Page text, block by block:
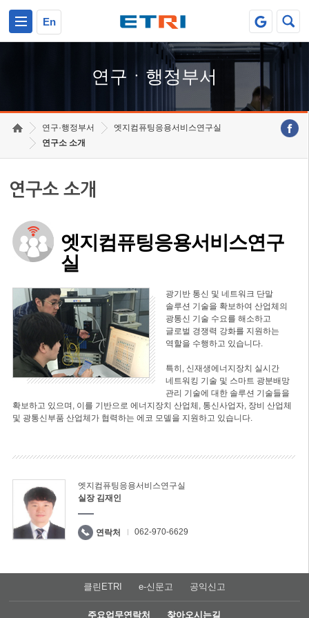
En
연구ㆍ행정부서
연구·행정부서
엣지컴퓨팅응용서비스연구실
연구소 소개
연구소 소개
엣지컴퓨팅응용서비스연구
실
광기반 통신 및 네트워크 단말
솔루션 기술을 확보하여 산업체의
광통신 기술 수요를 해소하고
글로벌 경쟁력 강화를 지원하는
역할을 수행하고 있습니다.
특히, 신재생에너지장치 실시간
네트워킹 기술 및 스마트 광분배망
관리 기술에 대한 솔루션 기술들을
확보하고 있으며, 이를 기반으로 에너지장치 산업체, 통신사업자, 장비 산업체
및 광통신부품 산업체가 협력하는 에코 모델을 지원하고 있습니다.
엣지컴퓨팅응용서비스연구실
실장 김재인
연락처 062-970-6629
클린ETRI e-신문고 공익신고
주요업무연락처 찾아오시는길